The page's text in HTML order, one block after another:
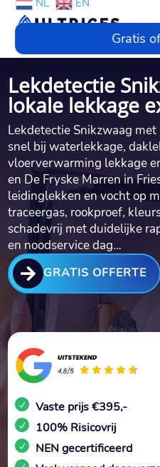
NL EN
Gratis
Lekdetectie
lokale lekkage
Lekdetectie Snikzwaag
snel bij waterlekkage,
vloerverwarming lekkage
en De Fryske Marren in
leidinglekken en vocht op
traceergas, rookproef,
schadevrij met duidelijke
en noodservice dag…
 GRATIS OFFERTE
Vaste prijs €395,-
100% Risicovrij
NEN gecertificeerd